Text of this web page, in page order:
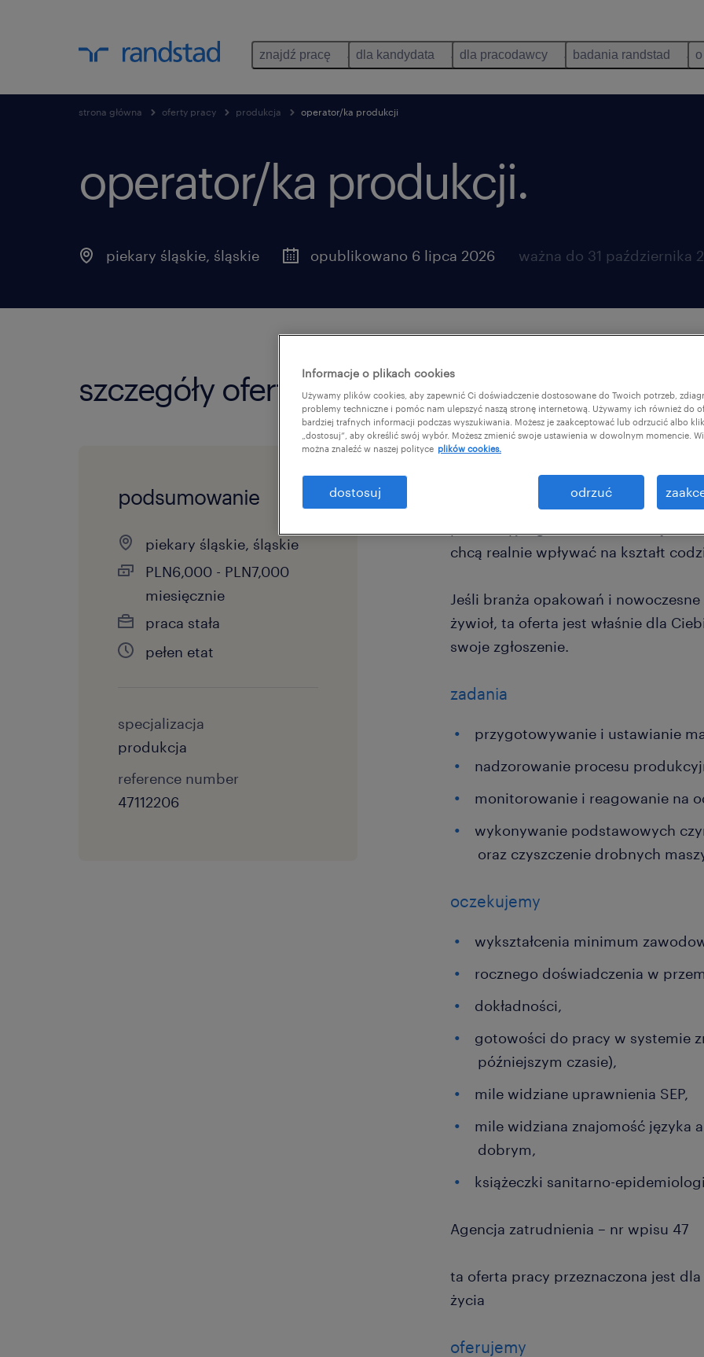
znajdź pracę dla kandydata dla pracodawcy badania randstad
strona główna oferty pracy produkcja operator/ka produkcji
operator/ka produkcji.
piekary śląskie, śląskie opublikowano 6 lipca 2026 ważna do 31 października
szczegóły oferty
podsumowanie
piekary śląskie, śląskie
PLN6,000 - PLN7,000
miesięcznie
praca stała
pełen etat
specjalizacja
produkcja
reference number
47112206
Szukasz nowego startu w firmie,
historię sukcesu? Twoje
Dla naszego nowego, dynamicznie
produkcyjnego w Piekarach
chcą realnie wpływać na kształt
Jeśli branża opakowań i
żywioł, ta oferta jest właśnie dla
swoje zgłoszenie.
zadania
przygotowywanie i ustawianie
nadzorowanie procesu
monitorowanie i reagowanie na
wykonywanie podstawowych
oraz czyszczenie drobnych
oczekujemy
wykształcenia minimum
rocznego doświadczenia w
dokładności,
gotowości do pracy w systemie
późniejszym czasie),
mile widziane uprawnienia SEP,
mile widziana znajomość języka
dobrym,
książeczki sanitarno-
Agencja zatrudnienia – nr wpisu 47
ta oferta pracy przeznaczona jest
życia
oferujemy
Informacje o plikach cookies
Używamy plików cookies, aby zapewnić Ci doświadczenie dostosowane do Twoich potrzeb,
problemy techniczne i pomóc nam ulepszyć naszą stronę internetową. Używamy ich również do
bardziej trafnych informacji podczas wyszukiwania. Możesz je zaakceptować lub odrzucić albo
„dostosuj”, aby określić swój wybór. Możesz zmienić swoje ustawienia w dowolnym momencie.
można znaleźć w naszej polityce plików cookies.
dostosuj odrzuć